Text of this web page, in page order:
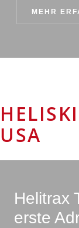
MEHR
USA
Helitrax
erste